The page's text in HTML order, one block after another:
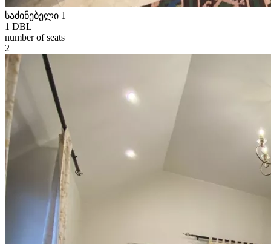
საძინებელი 1
1 DBL
number of seats
2